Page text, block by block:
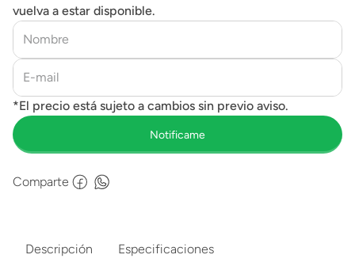
vuelva a estar disponible.
Comparte
Descripción Especificaciones